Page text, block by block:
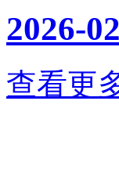
2026-
查看更